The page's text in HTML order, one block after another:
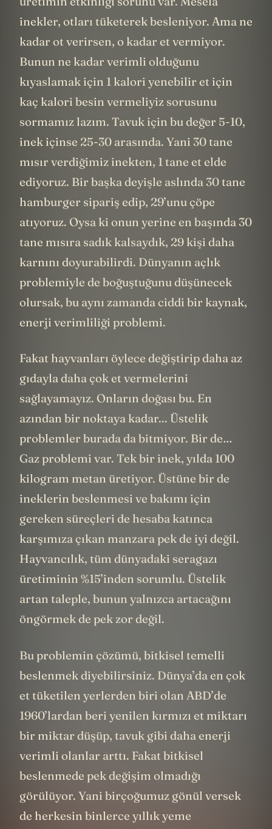
inekler, otları tüketerek besleniyor. Ama ne
kadar ot verirsen, o kadar et vermiyor.
Bunun ne kadar verimli olduğunu
kıyaslamak için 1 kalori yenebilir et için
kaç kalori besin vermeliyiz sorusunu
sormamız lazım. Tavuk için bu değer 5-10,
inek içinse 25-30 arasında. Yani 30 tane
mısır verdiğimiz inekten, 1 tane et elde
ediyoruz. Bir başka deyişle aslında 30 tane
hamburger sipariş edip, 29’unu çöpe
atıyoruz. Oysa ki onun yerine en başında 30
tane mısıra sadık kalsaydık, 29 kişi daha
karnını doyurabilirdi. Dünyanın açlık
problemiyle de boğuştuğunu düşünecek
olursak, bu aynı zamanda ciddi bir kaynak,
enerji verimliliği problemi.
Fakat hayvanları öylece değiştirip daha az
gıdayla daha çok et vermelerini
sağlayamayız. Onların doğası bu. En
azından bir noktaya kadar... Üstelik
problemler burada da bitmiyor. Bir de…
Gaz problemi var. Tek bir inek, yılda 100
kilogram metan üretiyor. Üstüne bir de
ineklerin beslenmesi ve bakımı için
gereken süreçleri de hesaba katınca
karşımıza çıkan manzara pek de iyi değil.
Hayvancılık, tüm dünyadaki seragazı
üretiminin %15’inden sorumlu. Üstelik
artan taleple, bunun yalnızca artacağını
öngörmek de pek zor değil.
Bu problemin çözümü, bitkisel temelli
beslenmek diyebilirsiniz. Dünya’da en çok
et tüketilen yerlerden biri olan ABD’de
1960’lardan beri yenilen kırmızı et miktarı
bir miktar düşüp, tavuk gibi daha enerji
verimli olanlar arttı. Fakat bitkisel
beslenmede pek değişim olmadığı
görülüyor. Yani birçoğumuz gönül versek
de herkesin binlerce yıllık yeme